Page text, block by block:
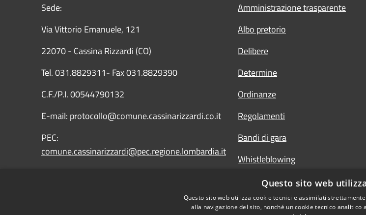
Sede:
Via Vittorio Emanuele, 121
22070 - Cassina Rizzardi (CO)
Tel. 031.8829311- Fax 031.8829390
C.F./P.I. 00544790132
E-mail: protocollo@comune.cassinarizzardi.co.it
PEC:
comune.cassinarizzardi@pec.regione.lombardia.it
Amministrazione trasparente
Albo pretorio
Delibere
Determine
Ordinanze
Regolamenti
Bandi di gara
Whistleblowing
Questo sito web
Questo sito web utilizza cookie tecnici e assimilati
alla navigazione del sito, nonché un cookie tecnico